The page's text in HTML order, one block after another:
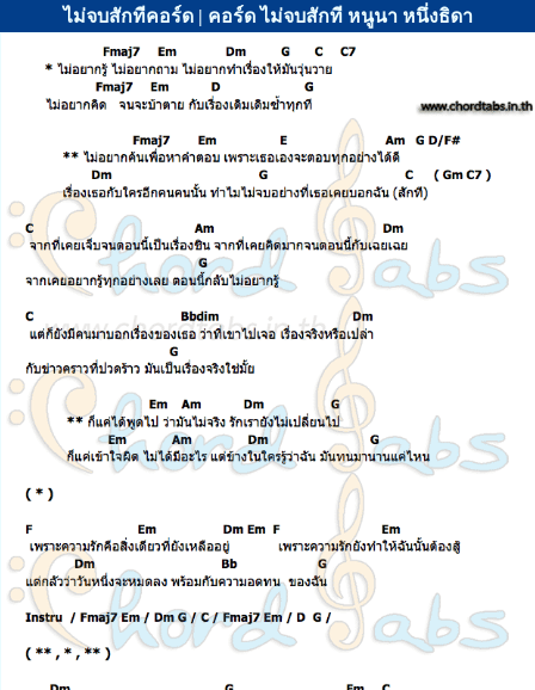
ไม่จบสักทีคอร์ด | คอร์ด ไม่จบสักที หนูนา หนึ่งธิดา